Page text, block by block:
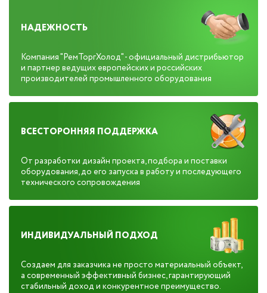
НАДЕЖНОСТЬ
Компания "РемТоргХолод" - официальный дистрибьютор
и партнер ведущих европейских и российских
производителей промышленного оборудования
ВСЕСТОРОННЯЯ ПОДДЕРЖКА
От разработки дизайн проекта, подбора и поставки
оборудования, до его запуска в работу и последующего
технического сопровождения
ИНДИВИДУАЛЬНЫЙ ПОДХОД
Создаем для заказчика не просто материальный объект,
а современный эффективный бизнес, гарантирующий
стабильный доход и конкурентное преимущество.